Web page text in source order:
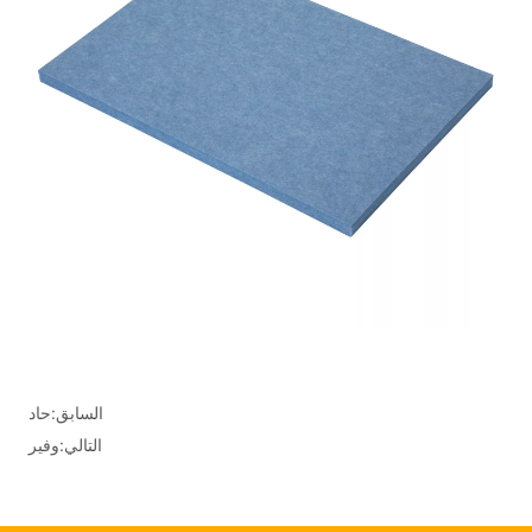
السابق:حاد
التالي:وفير